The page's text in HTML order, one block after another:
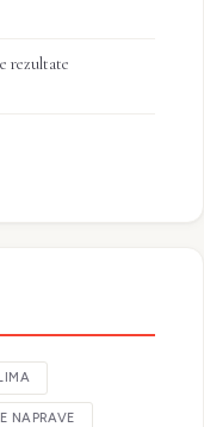
rezultate
NAPRAVE